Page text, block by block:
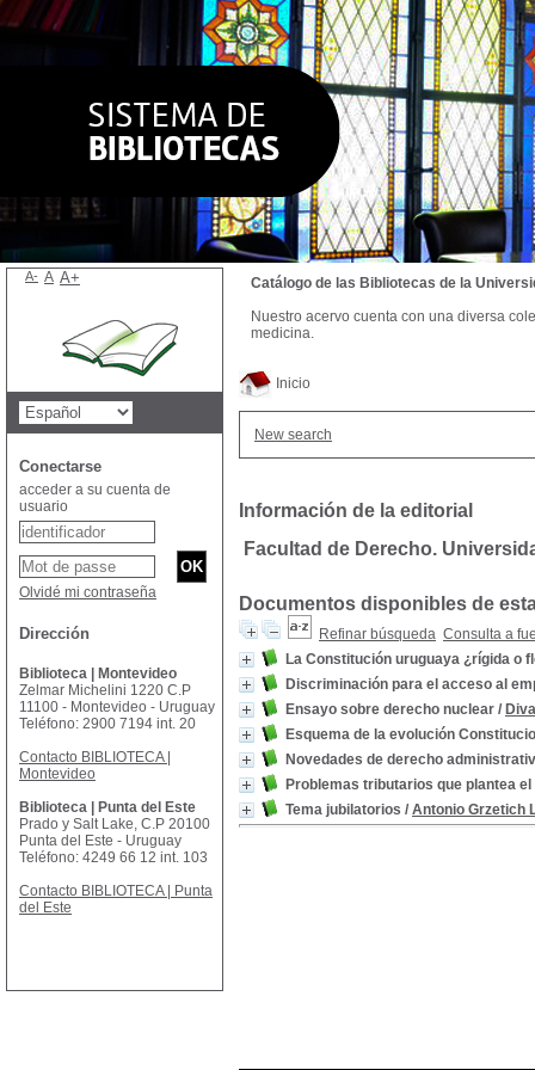
Inicio
New search
Información de la editorial
Facultad de Derecho.
Documentos disponibles de
Refinar búsqueda Consulta a
La Constitución uruguaya ¿rígida o
Discriminación para el acceso al
Ensayo sobre derecho nuclear /
Esquema de la evolución
Novedades de derecho
Problemas tributarios que plantea
Tema jubilatorios / Antonio Grzetich
Catálogo de las Bibliotecas de la
Nuestro acervo cuenta con una diversa
medicina.
A- A A+
Conectarse
acceder a su cuenta de
usuario
Olvidé mi contraseña
Dirección
Biblioteca | Montevideo
Zelmar Michelini 1220 C.P
11100 - Montevideo - Uruguay
Teléfono: 2900 7194 int. 20
Contacto BIBLIOTECA |
Montevideo
Biblioteca | Punta del Este
Prado y Salt Lake, C.P 20100
Punta del Este - Uruguay
Teléfono: 4249 66 12 int. 103
Contacto BIBLIOTECA | Punta
del Este